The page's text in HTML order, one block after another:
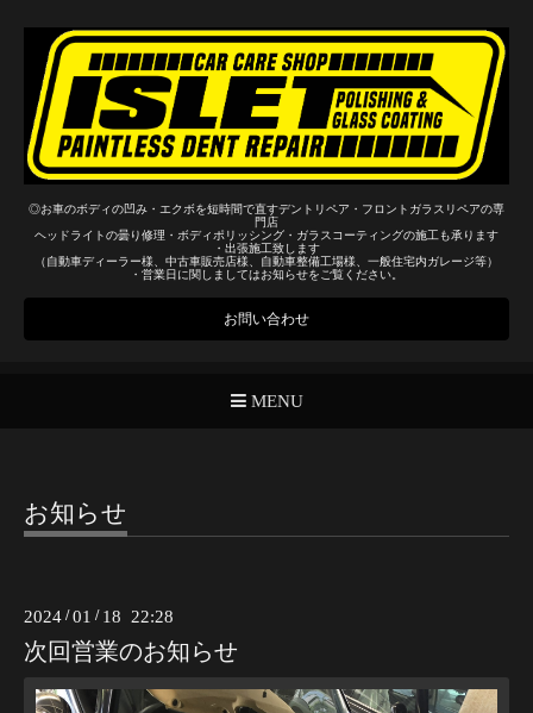
◎お車のボディの凹み・エクボを短時間で直すデントリペア・フロントガラスリペアの専
門店
ヘッドライトの曇り修理・ボディポリッシング・ガラスコーティングの施工も承ります
・出張施工致します
（自動車ディーラー様、中古車販売店様、自動車整備工場様、一般住宅内ガレージ等）
・営業日に関しましてはお知らせをご覧ください。
お問い合わせ
MENU
お知らせ
2024 /01 / 18 22:28
次回営業のお知らせ